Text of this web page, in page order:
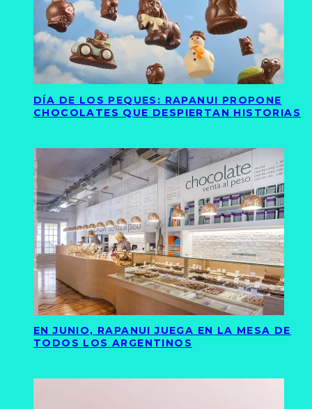
DÍA DE LOS PEQUES: RAPANUI PROPONE
CHOCOLATES QUE DESPIERTAN HISTORIAS
EN JUNIO, RAPANUI JUEGA EN LA MESA DE
TODOS LOS ARGENTINOS